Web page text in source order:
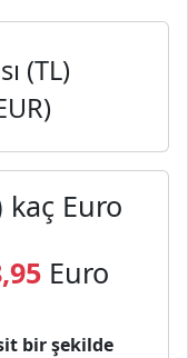
(TL)
kaç Euro
Euro
bir şekilde